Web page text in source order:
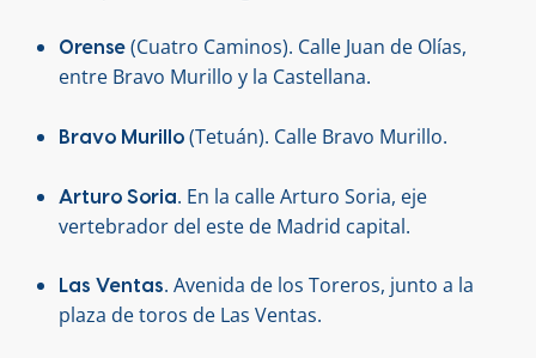
Orense (Cuatro Caminos). Calle Juan de Olías,
entre Bravo Murillo y la Castellana.
Bravo Murillo (Tetuán). Calle Bravo Murillo.
Arturo Soria. En la calle Arturo Soria, eje
vertebrador del este de Madrid capital.
Las Ventas. Avenida de los Toreros, junto a la
plaza de toros de Las Ventas.